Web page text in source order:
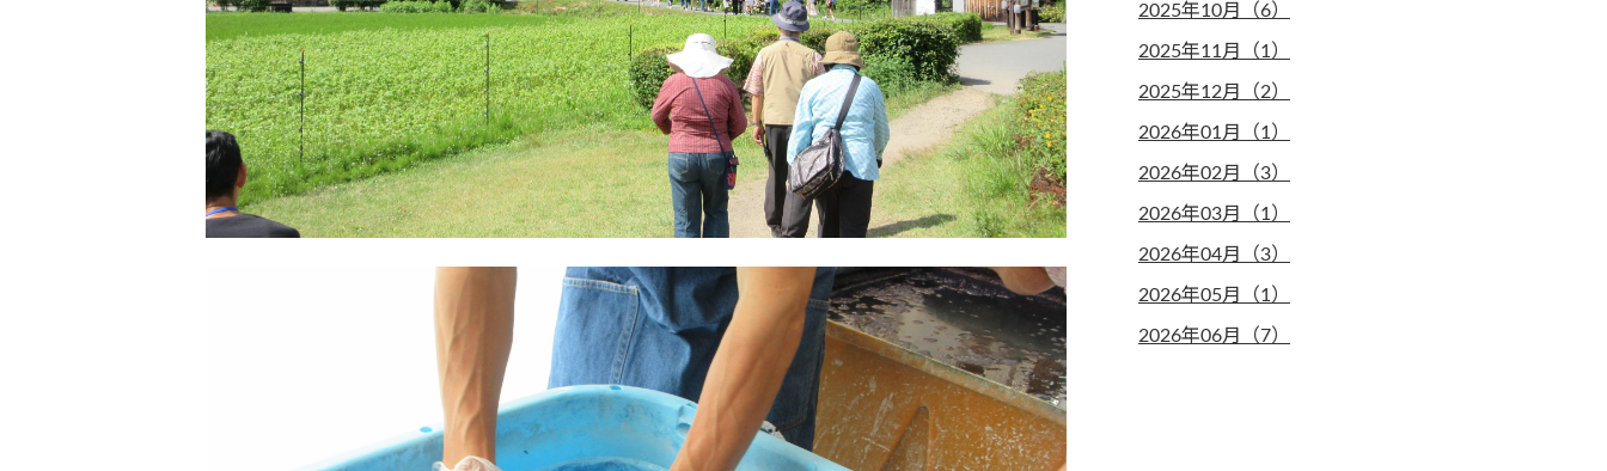
2025年10月（6）
2025年11月（1）
2025年12月（2）
2026年01月（1）
2026年02月（3）
2026年03月（1）
2026年04月（3）
2026年05月（1）
2026年06月（7）